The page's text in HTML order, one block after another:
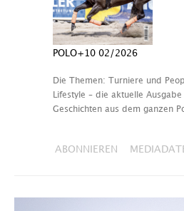
POLO+10 02/2026
Die Themen: Turniere und
Lifestyle – die aktuelle
Geschichten aus dem ganzen
ABONNIEREN